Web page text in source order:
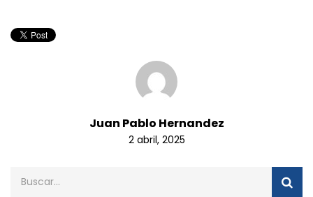
Juan Pablo Hernandez
2 abril, 2025